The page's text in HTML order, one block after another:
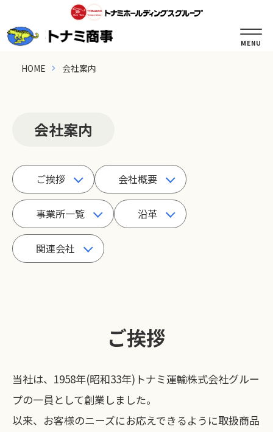
MENU
HOME 会社案内
会社案内
ご挨拶 会社概要
事業所一覧 沿革
関連会社
ご挨拶
当社は、1958年(昭和33年)トナミ運輸株式会社グルー
プの一員として創業しました。
以来、お客様のニーズにお応えできるように取扱商品